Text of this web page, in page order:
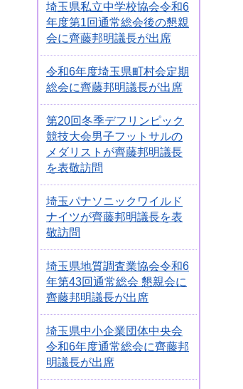
埼玉県私立中学校協会令和6
年度第1回通常総会後の懇親
会に齊藤邦明議長が出席
令和6年度埼玉県町村会定期
総会に齊藤邦明議長が出席
第20回冬季デフリンピック
競技大会男子フットサルの
メダリストが齊藤邦明議長
を表敬訪問
埼玉パナソニックワイルド
ナイツが齊藤邦明議長を表
敬訪問
埼玉県地質調査業協会令和6
年第43回通常総会 懇親会に
齊藤邦明議長が出席
埼玉県中小企業団体中央会
令和6年度通常総会に齊藤邦
明議長が出席